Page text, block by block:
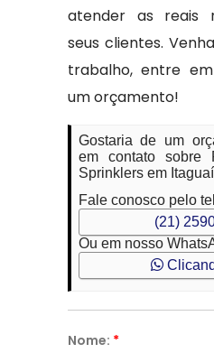
atender as reais
seus clientes.
trabalho, entre
um orçamento!
Gostaria de um
em contato sobre
Sprinklers em
Fale conosco pelo
(21)
Ou em nosso
Nome: *